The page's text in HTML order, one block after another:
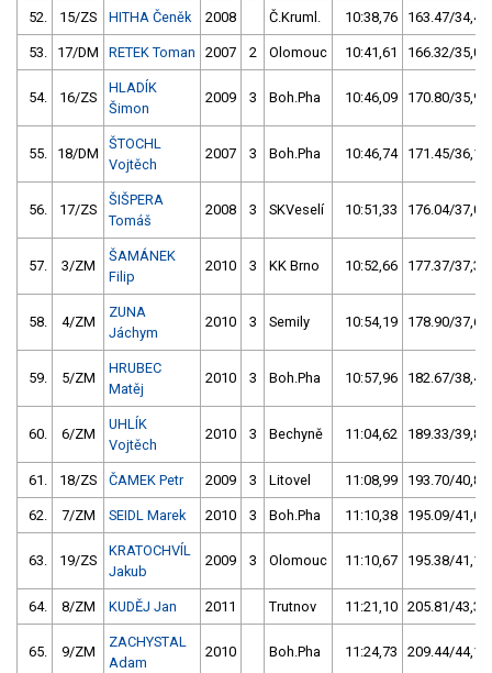
52. 15/ZS HITHA Čeněk 2008 Č.Kruml. 10:38,76 163.47/34,4
53. 17/DM RETEK Toman 2007 2 Olomouc 10:41,61 166.32/35,0
54. 16/ZS
HLADÍK
Šimon
2009 3 Boh.Pha 10:46,09 170.80/35,9
55. 18/DM
ŠTOCHL
Vojtěch
2007 3 Boh.Pha 10:46,74 171.45/36,1
56. 17/ZS
ŠIŠPERA
Tomáš
2008 3 SKVeselí 10:51,33 176.04/37,0
57. 3/ZM
ŠAMÁNEK
Filip
2010 3 KK Brno 10:52,66 177.37/37,3
58. 4/ZM
ZUNA
Jáchym
2010 3 Semily 10:54,19 178.90/37,6
59. 5/ZM
HRUBEC
Matěj
2010 3 Boh.Pha 10:57,96 182.67/38,4
60. 6/ZM
UHLÍK
Vojtěch
2010 3 Bechyně 11:04,62 189.33/39,8
61. 18/ZS ČAMEK Petr 2009 3 Litovel 11:08,99 193.70/40,8
62. 7/ZM SEIDL Marek 2010 3 Boh.Pha 11:10,38 195.09/41,0
63. 19/ZS
KRATOCHVÍL
Jakub
2009 3 Olomouc 11:10,67 195.38/41,1
64. 8/ZM KUDĚJ Jan 2011 Trutnov 11:21,10 205.81/43,3
65. 9/ZM
ZACHYSTAL
Adam
2010 Boh.Pha 11:24,73 209.44/44,1